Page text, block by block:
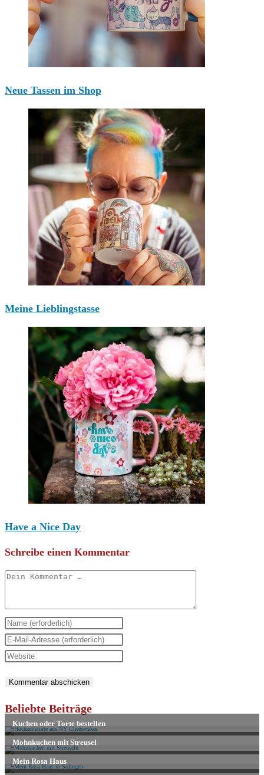
Neue Tassen im Shop
Meine Lieblingstasse
Have a Nice Day
Schreibe einen Kommentar
Kommentar
Gib
deinen
Namen
Benutzernamen
zum
Kommentieren
ein
Gib
deine
Mail-
Adresse
zum
Kommentieren
ein
Gib
Website-
URL
ein
(optional)
Beliebte Beiträge